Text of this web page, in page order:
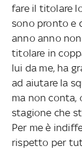
fare il titolare
sono pronto e
anno anno
titolare in
lui da me, ha
ad aiutare la
ma non conta,
stagione che
Per me è
rispetto per